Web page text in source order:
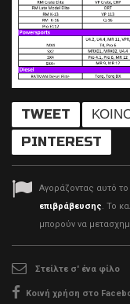
TWEET
PINTEREST
Αγοράζοντας αυτό το
επιβράβευσης. Το
μπορούν να
Στείλτε σ' ένα φίλο
Κοινή χρήση στο